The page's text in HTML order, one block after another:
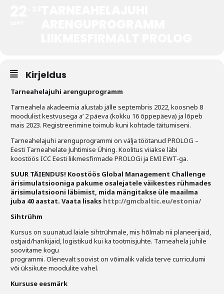
Viidad
ICC WBO
ICC komisjonid
Digiraamatukogu
Videod
Kontakt
Liitu meililistiga
Oskusteave
Incoterms® 2020
Kirjeldus
Tarneahelajuhi arenguprogramm
Tarneahela akadeemia alustab jälle septembris 2022, koosneb 8
moodulist kestvusega a’ 2 päeva (kokku 16 õppepäeva) ja lõpeb
mais 2023. Registreerimine toimub kuni kohtade täitumiseni.
Tarneahelajuhi arenguprogrammi on välja töötanud PROLOG –
Eesti Tarneahelate Juhtimise Ühing. Koolitus viiakse läbi
koostöös ICC Eesti liikmesfirmade PROLOGi ja EMI EWT-ga.
SUUR TÄIENDUS! Koostöös Global Management Challenge
ärisimulatsiooniga pakume osalejatele väikestes rühmades
ärisimulatsiooni läbimist, mida mängitakse üle maailma
juba 40 aastat. Vaata lisaks http://gmcbaltic.eu/estonia/
Sihtrühm
Kursus on suunatud laiale sihtrühmale, mis hõlmab nii planeerijaid,
ostjaid/hankijaid, logistikud kui ka tootmisjuhte. Tarneahela juhile
soovitame kogu
programmi. Olenevalt soovist on võimalik valida terve curriculumi
või üksikute moodulite vahel.
Kursuse eesmärk